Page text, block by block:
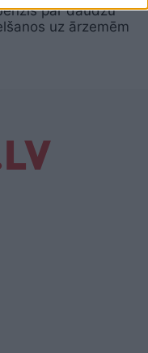
par daudzu
uz ārzemēm